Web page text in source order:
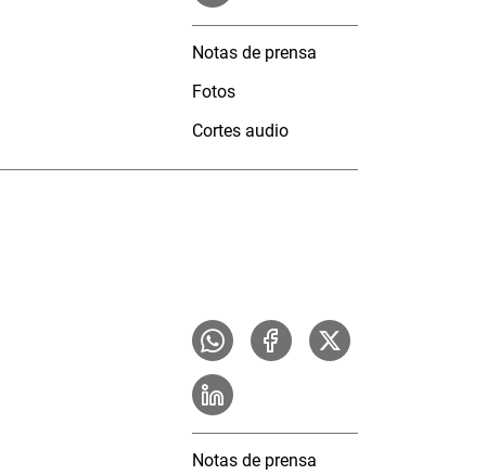
Notas de prensa
Fotos
Cortes audio
Notas de prensa